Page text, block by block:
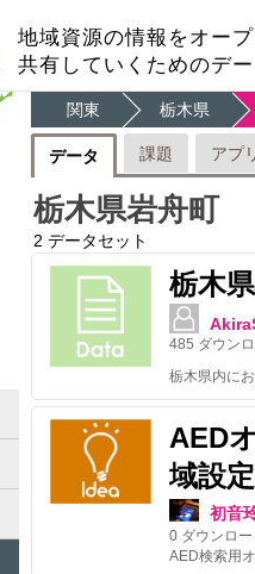
地域資源の情報をオー
共有していくためのデ
関東 栃木県
データ 課題 アプ
栃木県岩舟町
2 データセット
栃木
485 ダウン
AED
域設
初音
0 ダウンロ